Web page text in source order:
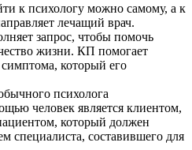
к психологу можно самому, а к
лечащий врач.
запрос, чтобы помочь
жизни. КП помогает
симптома, который его
психолога
человек является клиентом,
который должен
специалиста, составившего для